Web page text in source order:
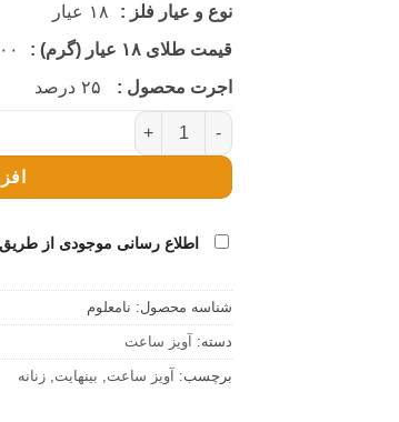
نوع و عیار فلز : ۱۸ عیار
قیمت طلای ۱۸ عیار (گرم) :
اجرت محصول :
۲۵ درصد
آویز ساعت ۲ بینهایت (کد 3180) عدد
اطلاع رسانی موجودی از
شناسه محصول: نامعلوم
دسته: آویز ساعت
برچسب: آویز ساعت بینهایت زنانه